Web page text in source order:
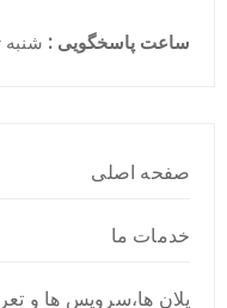
ساعت پاسخگویی : شنبه تا
صفحه اصلی
خدمات ما
پلان ها،سرویس ها و